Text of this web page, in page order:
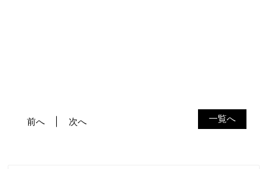
一覧へ
前へ 次へ